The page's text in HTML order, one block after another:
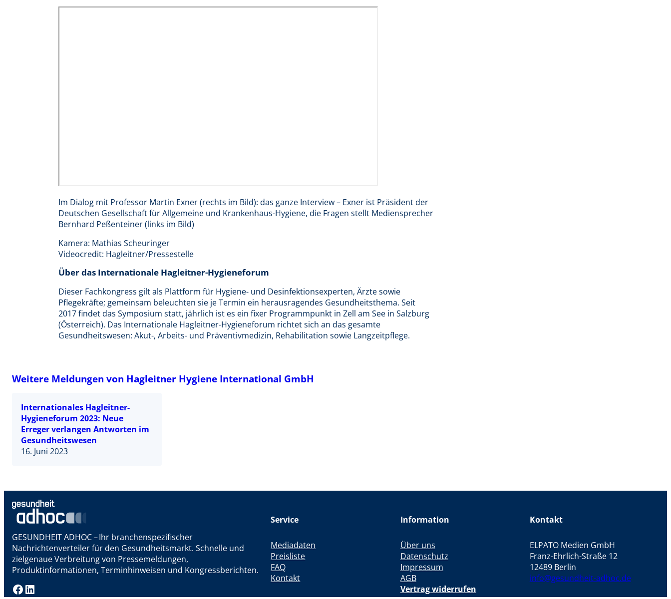
Im Dialog mit Professor Martin Exner (rechts im Bild): das ganze Interview – Exner ist Präsident der
Deutschen Gesellschaft für Allgemeine und Krankenhaus-Hygiene, die Fragen stellt Mediensprecher
Bernhard Peßenteiner (links im Bild)
Kamera: Mathias Scheuringer
Videocredit: Hagleitner/Pressestelle
Über das Internationale Hagleitner-Hygieneforum
Dieser Fachkongress gilt als Plattform für Hygiene- und Desinfektionsexperten, Ärzte sowie
Pflegekräfte; gemeinsam beleuchten sie je Termin ein herausragendes Gesundheitsthema. Seit
2017 findet das Symposium statt, jährlich ist es ein fixer Programmpunkt in Zell am See in Salzburg
(Österreich). Das Internationale Hagleitner-Hygieneforum richtet sich an das gesamte
Gesundheitswesen: Akut-, Arbeits- und Präventivmedizin, Rehabilitation sowie Langzeitpflege.
Weitere Meldungen von Hagleitner Hygiene International GmbH
Internationales Hagleitner-
Hygieneforum 2023: Neue
Erreger verlangen Antworten im
Gesundheitswesen
16. Juni 2023
GESUNDHEIT ADHOC – Ihr branchenspezifischer
Nachrichtenverteiler für den Gesundheitsmarkt. Schnelle und
zielgenaue Verbreitung von Pressemeldungen,
Produktinformationen, Terminhinweisen und Kongressberichten.
Facebook LinkedIn
Service
Mediadaten
Preisliste
FAQ
Kontakt
Information
Über uns
Datenschutz
Impressum
AGB
Vertrag widerrufen
Kontakt
ELPATO Medien GmbH
Franz-Ehrlich-Straße 12
12489 Berlin
info@gesundheit-adhoc.de